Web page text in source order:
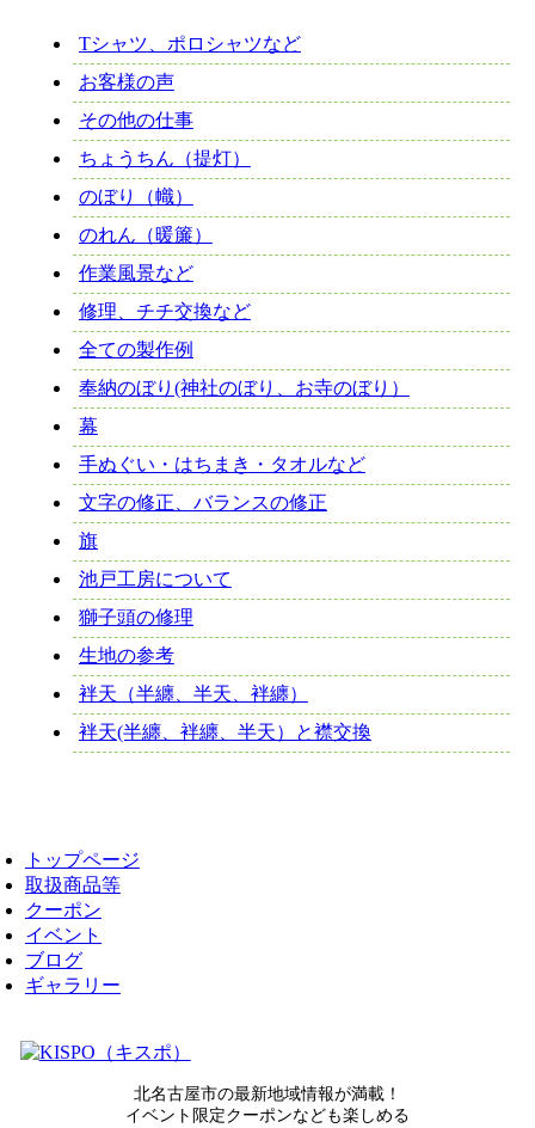
Tシャツ、ポロシャツなど
お客様の声
その他の仕事
ちょうちん（提灯）
のぼり（幟）
のれん（暖簾）
作業風景など
修理、チチ交換など
全ての製作例
奉納のぼり(神社のぼり、お寺のぼり）
幕
手ぬぐい・はちまき・タオルなど
文字の修正、バランスの修正
旗
池戸工房について
獅子頭の修理
生地の参考
袢天（半纏、半天、袢纏）
袢天(半纏、袢纏、半天）と襟交換
トップページ
取扱商品等
クーポン
イベント
ブログ
ギャラリー
北名古屋市の最新地域情報が満載！
イベント限定クーポンなども楽しめる